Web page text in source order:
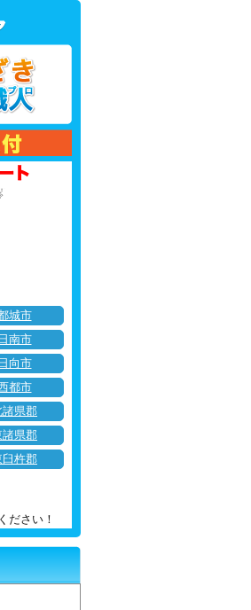
城市
日南市
日向市
都市
諸県郡
諸県郡
臼杵郡
ださい！